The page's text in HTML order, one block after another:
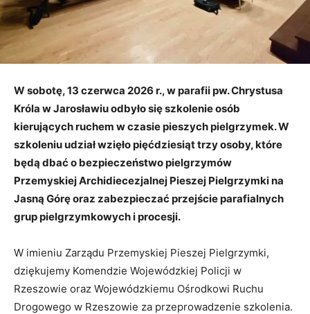
W sobotę, 13 czerwca 2026 r., w parafii pw. Chrystusa
Króla w Jarosławiu odbyło się szkolenie osób
kierujących ruchem w czasie pieszych pielgrzymek. W
szkoleniu udział wzięło pięćdziesiąt trzy osoby, które
będą dbać o bezpieczeństwo pielgrzymów
Przemyskiej Archidiecezjalnej Pieszej Pielgrzymki na
Jasną Górę oraz zabezpieczać przejście parafialnych
grup pielgrzymkowych i procesji.
W imieniu Zarządu Przemyskiej Pieszej Pielgrzymki,
dziękujemy Komendzie Wojewódzkiej Policji w
Rzeszowie oraz Wojewódzkiemu Ośrodkowi Ruchu
Drogowego w Rzeszowie za przeprowadzenie szkolenia.